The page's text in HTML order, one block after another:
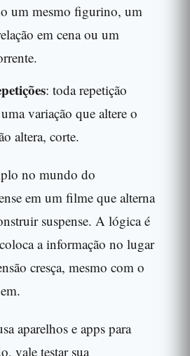
um mesmo figurino, um
em cena ou um
: toda repetição
variação que altere o
altera, corte.
no mundo do
em um filme que alterna
suspense. A lógica é
a informação no lugar
cresça, mesmo com o
aparelhos e apps para
vale testar sua